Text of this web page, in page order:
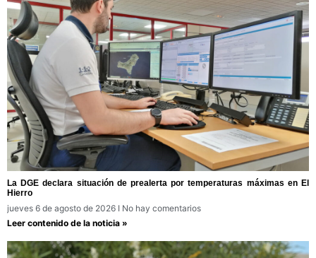
La DGE declara situación de prealerta por temperaturas máximas en El
Hierro
jueves 6 de agosto de 2026
No hay comentarios
Leer contenido de la noticia »